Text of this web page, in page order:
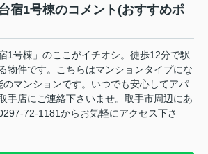
宿1号棟のコメント(おすすめポ
1号棟」のここがイチオシ。徒歩12分で駅
物件です。こちらはマンションタイプにな
のマンションです。いつでも安心してアパ
店にご連絡下さいませ。取手市周辺にあ
72-1181からお気軽にアクセス下さ